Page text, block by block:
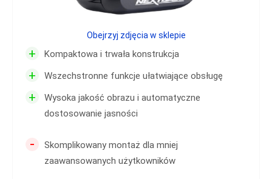
+ Kompaktowa i trwała konstrukcja
+ Wszechstronne funkcje ułatwiające obsługę
+
Wysoka jakość obrazu i automatyczne
dostosowanie jasności
-
Skomplikowany montaż dla mniej
zaawansowanych użytkowników
Obejrzyj zdjęcia w sklepie